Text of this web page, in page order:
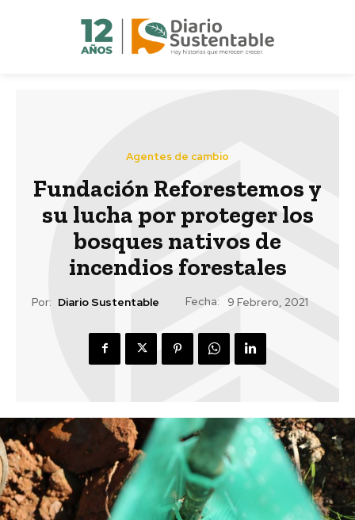
Agentes de cambio
Fundación Reforestemos y
su lucha por proteger los
bosques nativos de
incendios forestales
Por: Diario Sustentable Fecha: 9 Febrero, 2021